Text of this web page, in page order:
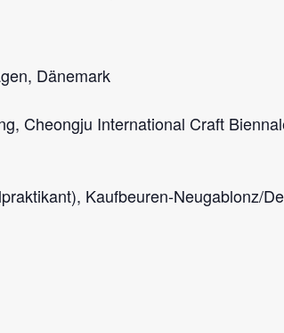
Dänemark
Cheongju International Craft
Kaufbeuren-Neugablonz/